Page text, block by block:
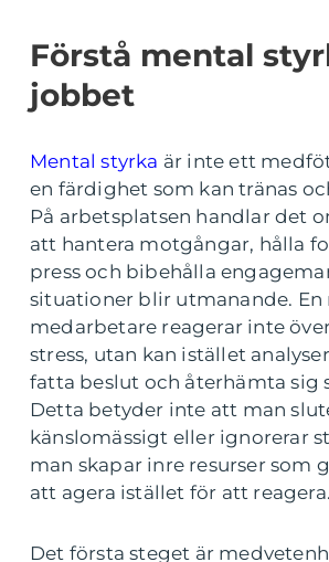
Förstå mental
jobbet
Mental styrka är inte ett
en färdighet som kan tränas
På arbetsplatsen handlar det
att hantera motgångar, hålla
press och bibehålla
situationer blir utmanande.
medarbetare reagerar inte
stress, utan kan istället
fatta beslut och återhämta sig
Detta betyder inte att man
känslomässigt eller ignorerar
man skapar inre resurser som
att agera istället för att reagera.
Det första steget är